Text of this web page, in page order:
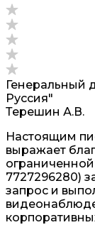
Генеральный
Руссия"
Терешин А.В.
Настоящим
выражает
7727296280)
запрос и